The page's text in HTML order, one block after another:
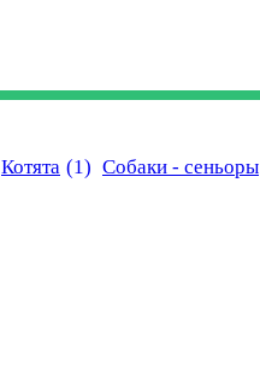
Котята (1) Собаки - сеньоры